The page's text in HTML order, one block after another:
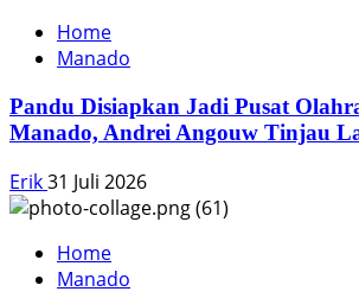
Home
Manado
Pandu Disiapkan Jadi Pusat
Manado, Andrei Angouw Tinjau
Erik31 Juli 2026
Home
Manado